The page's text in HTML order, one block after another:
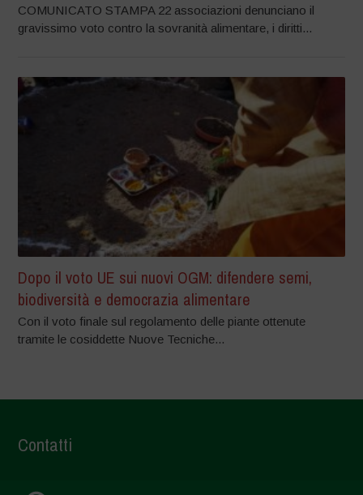
COMUNICATO STAMPA 22 associazioni denunciano il
gravissimo voto contro la sovranità alimentare, i diritti...
Dopo il voto UE sui nuovi OGM: difendere semi,
biodiversità e democrazia alimentare
Con il voto finale sul regolamento delle piante ottenute
tramite le cosiddette Nuove Tecniche...
Contatti